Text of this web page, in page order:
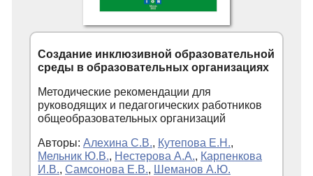
Создание инклюзивной образовательной
среды в образовательных организациях
Методические рекомендации для
руководящих и педагогических работников
общеобразовательных организаций
Авторы: Алехина С.В., Кутепова Е.Н.,
Мельник Ю.В., Нестерова А.А., Карпенкова
И.В., Самсонова Е.В., Шеманов А.Ю.